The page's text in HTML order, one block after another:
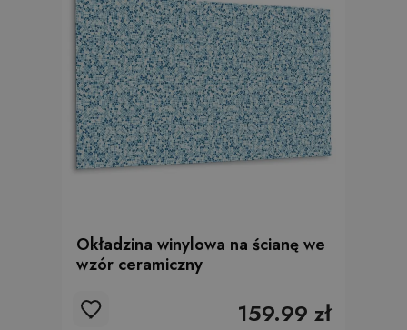
Okładzina winylowa na ścianę we
wzór ceramiczny
159.99 zł